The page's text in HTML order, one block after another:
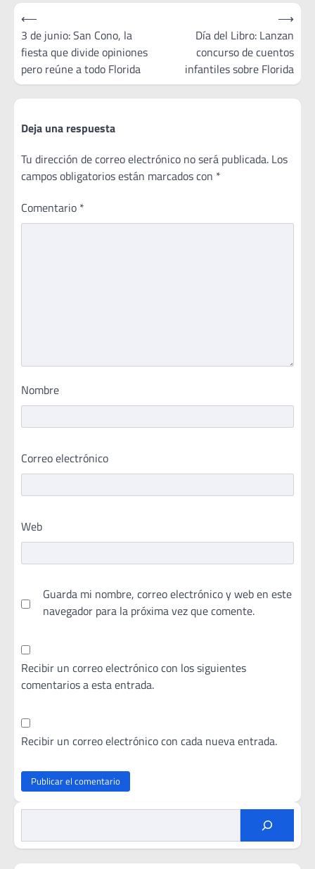
Navegación
de
entradas
⟵
3 de junio: San Cono, la
fiesta que divide opiniones
pero reúne a todo Florida
Día del Libro: Lanzan
concurso de cuentos
infantiles sobre Florida
⟶
Deja una respuesta
Tu dirección de correo electrónico no será publicada. Los
campos obligatorios están marcados con *
Comentario *
Nombre
Correo electrónico
Web
Guarda mi nombre, correo electrónico y web en este
navegador para la próxima vez que comente.
Recibir un correo electrónico con los siguientes
comentarios a esta entrada.
Recibir un correo electrónico con cada nueva entrada.